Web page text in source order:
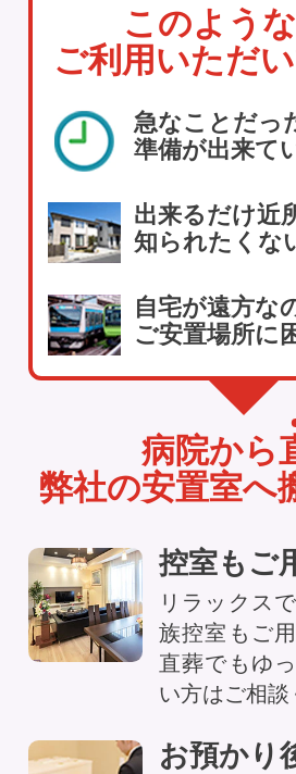
このよう
ご利用いただ
急なことだっ
準備が出来て
出来るだけ近
知られたくな
自宅が遠方な
ご安置場所に
病院から
弊社の安置室へ
控室もご
リラックス
族控室もご
直葬でもゆ
い方はご相談
お預かり